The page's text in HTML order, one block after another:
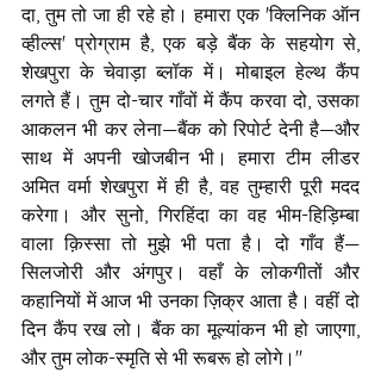
दा, तुम तो जा ही रहे हो। हमारा एक 'क्लिनिक ऑन
व्हील्स' प्रोग्राम है, एक बड़े बैंक के सहयोग से,
शेखपुरा के चेवाड़ा ब्लॉक में। मोबाइल हेल्थ कैंप
लगते हैं। तुम दो-चार गाँवों में कैंप करवा दो, उसका
आकलन भी कर लेना—बैंक को रिपोर्ट देनी है—और
साथ में अपनी खोजबीन भी। हमारा टीम लीडर
अमित वर्मा शेखपुरा में ही है, वह तुम्हारी पूरी मदद
करेगा। और सुनो, गिरहिंदा का वह भीम-हिड़िम्बा
वाला क़िस्सा तो मुझे भी पता है। दो गाँव हैं—
सिलजोरी और अंगपुर। वहाँ के लोकगीतों और
कहानियों में आज भी उनका ज़िक्र आता है। वहीं दो
दिन कैंप रख लो। बैंक का मूल्यांकन भी हो जाएगा,
और तुम लोक-स्मृति से भी रूबरू हो लोगे।"